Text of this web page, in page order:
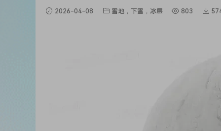
2026-04-08 雪地，下雪，冰层 803